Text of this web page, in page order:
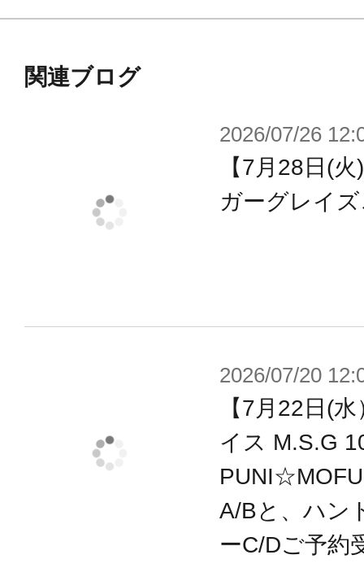
・新規アイプリント3種の塗装済み
アレンジを楽しむ事ができます。
ード」と、アーマーを脱いだ「素体
・“マシニーカ”素体驚異の可動範囲
ムアームズ』『フレームアームズ・
『創彩少女庭園』『アルカナディア
ズの武装と併用が可能。
・瞳、マーキングなどのデカールが
関連ブログ
2026/07/26
【7月28日(
ガーグレイ
2026/07/20
【7月22日(
イス M.S.G
A/Bと、ハン
ーC/Dご予約